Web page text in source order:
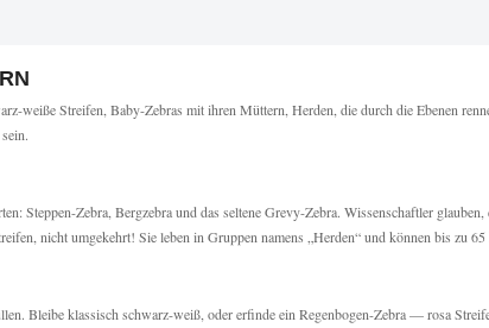
weiße Streifen, Baby-Zebras mit ihren Müttern, Herden, die durch die Ebenen
Steppen-Zebra, Bergzebra und das seltene Grevy-Zebra. Wissenschaftler
nicht umgekehrt! Sie leben in Gruppen namens „Herden“ und können bis zu 65
Bleibe klassisch schwarz-weiß, oder erfinde ein Regenbogen-Zebra — rosa